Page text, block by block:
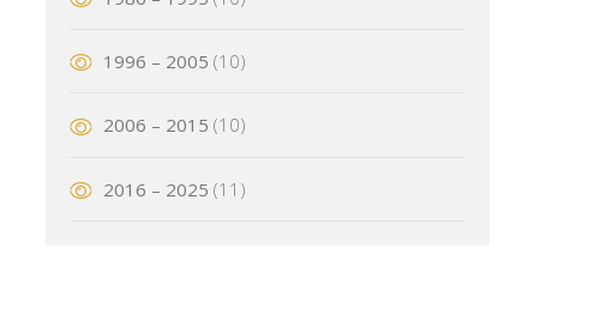
1996 – 2005 (10)
2006 – 2015 (10)
2016 – 2025 (11)